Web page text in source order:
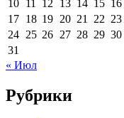
10 11 12 13 14 15 16
17 18 19 20 21 22 23
24 25 26 27 28 29 30
31
« Июл
Рубрики